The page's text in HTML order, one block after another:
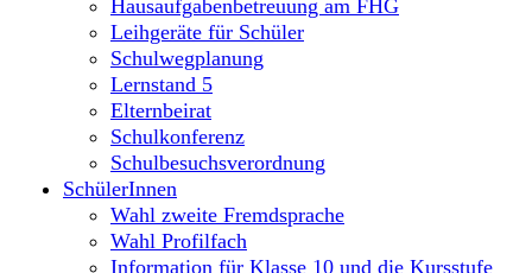
Hausaufgabenbetreuung am FHG
Leihgeräte für Schüler
Schulwegplanung
Lernstand 5
Elternbeirat
Schulkonferenz
Schulbesuchsverordnung
SchülerInnen
Wahl zweite Fremdsprache
Wahl Profilfach
Information für Klasse 10 und die Kursstufe